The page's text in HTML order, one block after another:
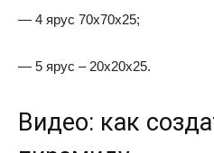
— 4 ярус 70х70х25;
— 5 ярус – 20х20х25.
Видео: как